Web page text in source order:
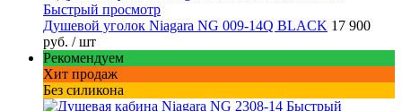
Быстрый просмотр
Душевой уголок Niagara NG 009-14Q BLACK 17 900
руб. / шт
Рекомендуем
Хит продаж
Без силикона
Быстрый